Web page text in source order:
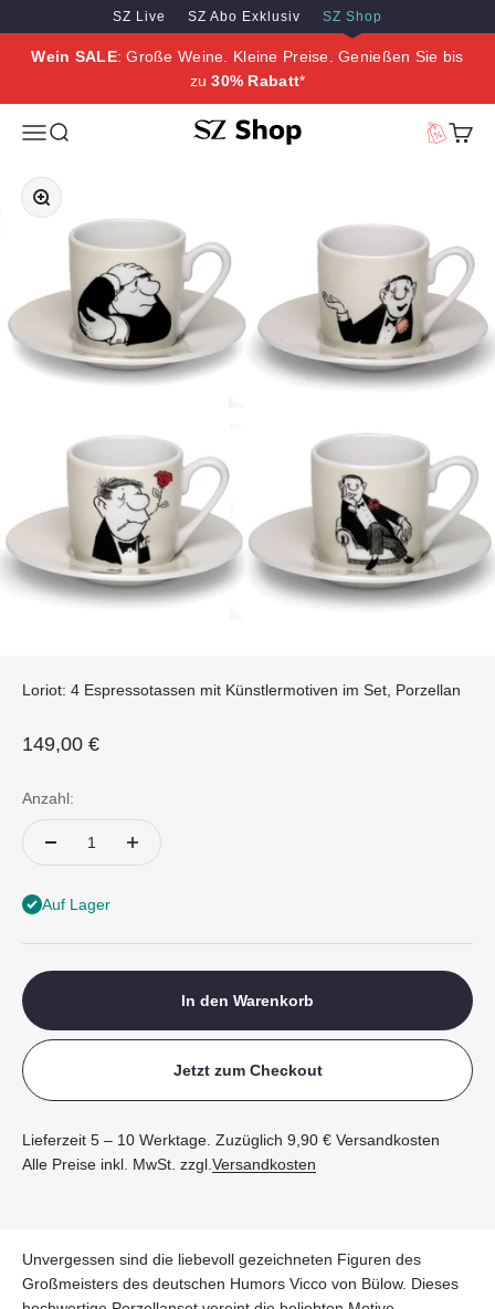
Zum Inhalt springen
Zum Hauptinhalt springen
SZ Live SZ Abo Exklusiv SZ Shop
Wein SALE: Große Weine. Kleine Preise. Genießen Sie bis
zu30% Rabatt*
MenüSuche SZ Erleben
Bild vergrößern
Loriot: 4 Espressotassen mit Künstlermotiven im Set, Porzellan
Angebot
149,00 €
Anzahl:
Auf Lager
In den Warenkorb
Jetzt zum Checkout
Lieferzeit 5 – 10 Werktage. Zuzüglich 9,90 € Versandkosten
Alle Preise inkl. MwSt. zzgl.Versandkosten
Unvergessen sind die liebevoll gezeichneten Figuren des
Großmeisters des deutschen Humors Vicco von Bülow. Dieses